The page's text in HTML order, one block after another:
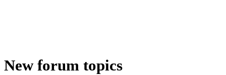
New forum topics